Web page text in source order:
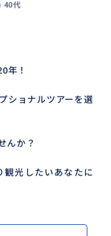
40代
年！
ショナルツアーを選
んか？
観光したいあなたに